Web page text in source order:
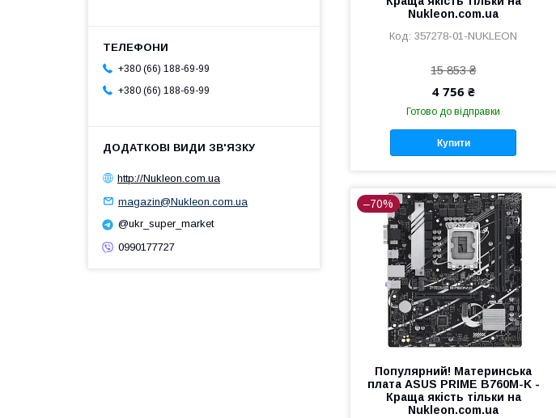
Nukleon.com.ua
357278-01-NUKLEON
15 853 ₴
4 756 ₴
Готово до відправки
Купити
–70%
Популярний! Материнська
плата ASUS PRIME B760M-K -
Краща якість тільки на
Nukleon.com.ua
+380 (66) 188-69-99
+380 (66) 188-69-99
http://Nukleon.com.ua
magazin@Nukleon.com.ua
@ukr_super_market
0990177727